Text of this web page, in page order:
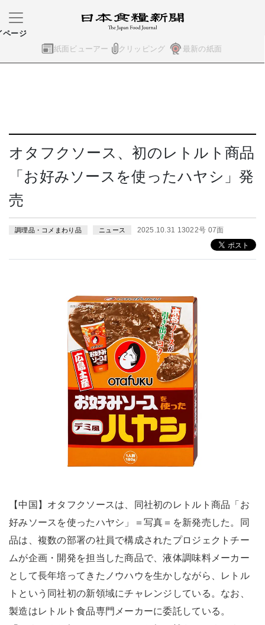
紙面ビューアー クリッピング 最新の紙面
ページ
オタフクソース、初のレトルト商品
「お好みソースを使ったハヤシ」発
売
調理品・コメまわり品 ニュース 2025.10.31 13022号 07面
【中国】オタフクソースは、同社初のレトルト商品「お
好みソースを使ったハヤシ」＝写真＝を新発売した。同
品は、複数の部署の社員で構成されたプロジェクトチー
ムが企画・開発を担当した商品で、液体調味料メーカー
として長年培ってきたノウハウを生かしながら、レトル
トという同社初の新領域にチャレンジしている。なお、
製造はレトルト食品専門メーカーに委託している。